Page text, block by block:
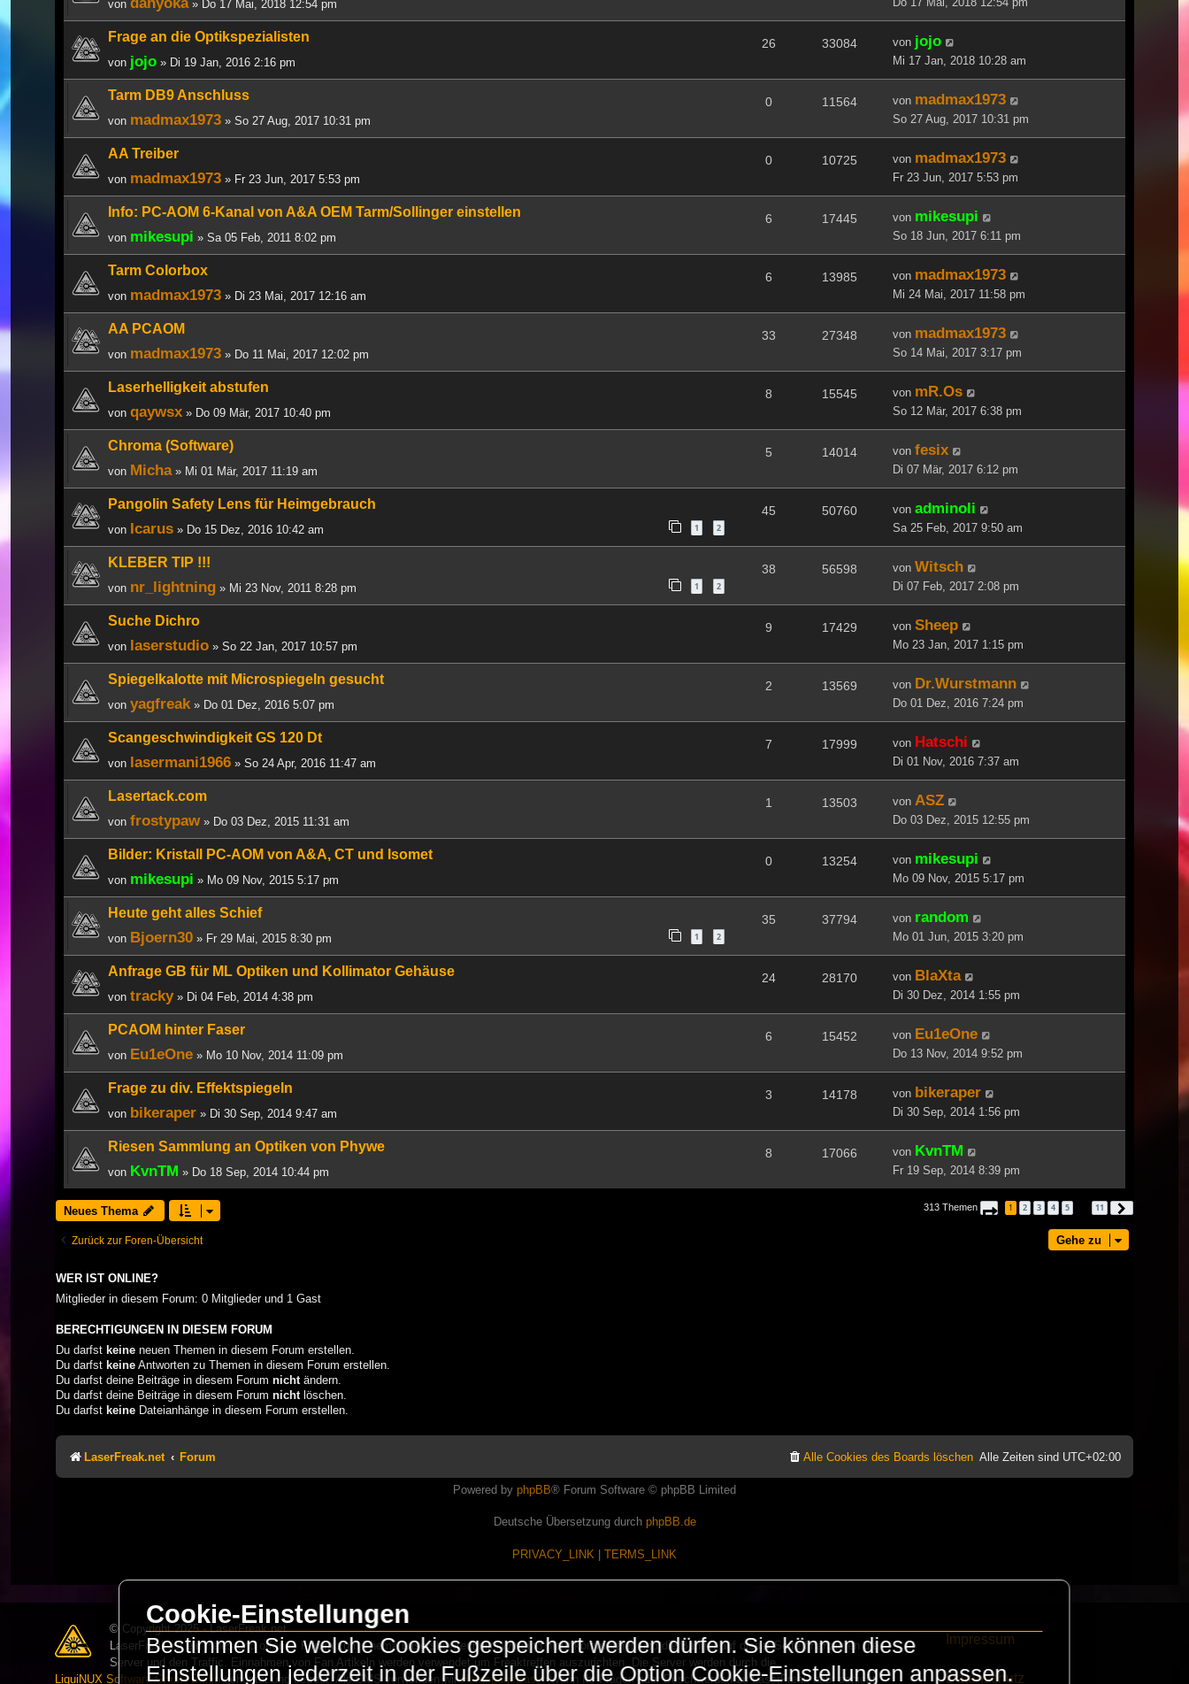
von » Do 17 Mai, 2018 12:54 pm
Frage an die Optikspezialisten
von jojo » Di 19 Jan, 2016 2:16 pm
26 33084 von jojo
Mi 17 Jan, 2018 10:28 am
Tarm DB9 Anschluss
von madmax1973 » So 27 Aug, 2017 10:31 pm
0 11564 von madmax1973
So 27 Aug, 2017 10:31 pm
AA Treiber
von madmax1973 » Fr 23 Jun, 2017 5:53 pm
0 10725 von madmax1973
Fr 23 Jun, 2017 5:53 pm
Info: PC-AOM 6-Kanal von A&A OEM Tarm/Sollinger einstellen
von mikesupi » Sa 05 Feb, 2011 8:02 pm
6 17445 von mikesupi
So 18 Jun, 2017 6:11 pm
Tarm Colorbox
von madmax1973 » Di 23 Mai, 2017 12:16 am
6 13985 von madmax1973
Mi 24 Mai, 2017 11:58 pm
AA PCAOM
von madmax1973 » Do 11 Mai, 2017 12:02 pm
33 27348 von madmax1973
So 14 Mai, 2017 3:17 pm
Laserhelligkeit abstufen
von qaywsx » Do 09 Mär, 2017 10:40 pm
8 15545 von mR.Os
So 12 Mär, 2017 6:38 pm
Chroma (Software)
von Micha» Mi 01 Mär, 2017 11:19 am
5 14014 von fesix
Di 07 Mär, 2017 6:12 pm
Pangolin Safety Lens für Heimgebrauch
von Icarus » Do 15 Dez, 2016 10:42 am 1 2
45 50760 von adminoli
Sa 25 Feb, 2017 9:50 am
KLEBER TIP !!!
von nr_lightning » Mi 23 Nov, 2011 8:28 pm 1 2
38 56598 von Witsch
Di 07 Feb, 2017 2:08 pm
Suche Dichro
von laserstudio » So 22 Jan, 2017 10:57 pm
9 17429 von Sheep
Mo 23 Jan, 2017 1:15 pm
Spiegelkalotte mit Microspiegeln gesucht
von yagfreak » Do 01 Dez, 2016 5:07 pm
2 13569 von Dr.Wurstmann
Do 01 Dez, 2016 7:24 pm
Scangeschwindigkeit GS 120 Dt
von lasermani1966 » So 24 Apr, 2016 11:47 am
7 17999 von Hatschi
Di 01 Nov, 2016 7:37 am
Lasertack.com
von frostypaw » Do 03 Dez, 2015 11:31 am
1 13503 von ASZ
Do 03 Dez, 2015 12:55 pm
Bilder: Kristall PC-AOM von A&A, CT und Isomet
von mikesupi » Mo 09 Nov, 2015 5:17 pm
0 13254 von mikesupi
Mo 09 Nov, 2015 5:17 pm
Heute geht alles Schief
von Bjoern30 » Fr 29 Mai, 2015 8:30 pm 1 2
35 37794 von random
Mo 01 Jun, 2015 3:20 pm
Anfrage GB für ML Optiken und Kollimator Gehäuse
von tracky» Di 04 Feb, 2014 4:38 pm
24 28170 von BlaXta
Di 30 Dez, 2014 1:55 pm
PCAOM hinter Faser
von Eu1eOne » Mo 10 Nov, 2014 11:09 pm
6 15452 von Eu1eOne
Do 13 Nov, 2014 9:52 pm
Frage zu div. Effektspiegeln
von bikeraper » Di 30 Sep, 2014 9:47 am
3 14178 von bikeraper
Di 30 Sep, 2014 1:56 pm
Riesen Sammlung an Optiken von Phywe
von KvnTM » Do 18 Sep, 2014 10:44 pm
8 17066 von KvnTM
Fr 19 Sep, 2014 8:39 pm
Neues Thema 313 Themen Seite von 11
1 2 3 4 5 11
Zurück zur Foren-Übersicht Gehe zu
WER IST ONLINE?
Mitglieder in diesem Forum: 0 Mitglieder und 1 Gast
BERECHTIGUNGEN IN DIESEM FORUM
Du darfst keine neuen Themen in diesem Forum erstellen.
Du darfst keine Antworten zu Themen in diesem Forum erstellen.
Du darfst deine Beiträge in diesem Forum nicht ändern.
Du darfst deine Beiträge in diesem Forum nicht löschen.
Du darfst keine Dateianhänge in diesem Forum erstellen.
LaserFreak.net Forum Alle Zeiten sind UTC+02:00
Alle Cookies des Boards löschen
Powered by phpBB® Forum Software © phpBB Limited
Deutsche Übersetzung durch phpBB.de
PRIVACY_LINK TERMS_LINK
© Copyright 2025 - LaserFreak.net
LaserFreak ist ein freies und offenes Forum zum Thema Lasershowtechnik. Wir sind nicht kommerziell und die Banner auf dieser Seite finanzieren die
Server und den Traffic. Einnahmen von Fan Artikeln werden verwendet um Freaktreffen auszurichten. Die Server werden durch die
LiquiNUX Software GmbH Berlingehostet und betreut. Als CMS verwenden wirHomepageEasy. Wenn Ihr Fragen oder Beschwerden zu LaserFreak habt schickt
Impressum
Datenschutz
Cookie-Einstellungen
Bestimmen Sie welche Cookies gespeichert werden dürfen. Sie können diese
Einstellungen jederzeit in der Fußzeile über die Option Cookie-Einstellungen anpassen.